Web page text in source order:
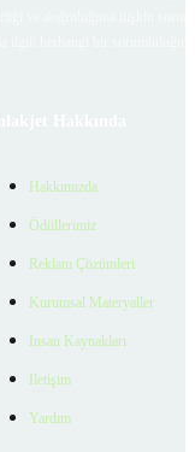
Hakkımızda
Ödüllerimiz
Reklam Çözümleri
Kurumsal Materyaller
İnsan Kaynakları
İletişim
Yardım